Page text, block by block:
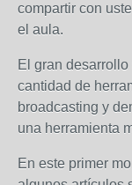
compartir con
el aula.
El gran
cantidad de
broadcasting y
una herramienta
En este primer